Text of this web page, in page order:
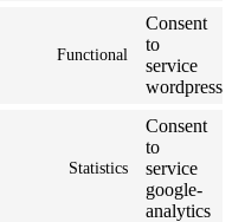
Functional
Consent
to
service
wordpress
Statistics
Consent
to
service
google-
analytics